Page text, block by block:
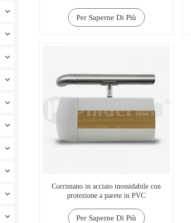
Per Saperne Di Più
Corrimano in acciaio inossidabile con
protezione a parete in PVC
Per Saperne Di Più